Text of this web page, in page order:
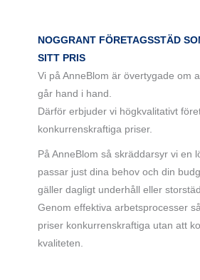
NOGGRANT FÖRETAGSSTÄD
SITT PRIS
Vi på AnneBlom är övertygade om
går hand i hand.
Därför erbjuder vi högkvalitativt
konkurrenskraftiga priser.
På AnneBlom så skräddarsyr vi en
passar just dina behov och din
gäller dagligt underhåll eller
Genom effektiva arbetsprocesser
priser konkurrenskraftiga utan att
kvaliteten.